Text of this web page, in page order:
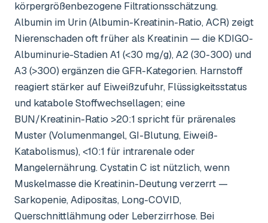
körpergrößenbezogene Filtrationsschätzung.
Albumin im Urin (Albumin-Kreatinin-Ratio, ACR) zeigt
Nierenschaden oft früher als Kreatinin — die KDIGO-
Albuminurie-Stadien A1 (<30 mg/g), A2 (30-300) und
A3 (>300) ergänzen die GFR-Kategorien. Harnstoff
reagiert stärker auf Eiweißzufuhr, Flüssigkeitsstatus
und katabole Stoffwechsellagen; eine
BUN/Kreatinin-Ratio >20:1 spricht für prärenales
Muster (Volumenmangel, GI-Blutung, Eiweiß-
Katabolismus), <10:1 für intrarenale oder
Mangelernährung. Cystatin C ist nützlich, wenn
Muskelmasse die Kreatinin-Deutung verzerrt —
Sarkopenie, Adipositas, Long-COVID,
Querschnittlähmung oder Leberzirrhose. Bei